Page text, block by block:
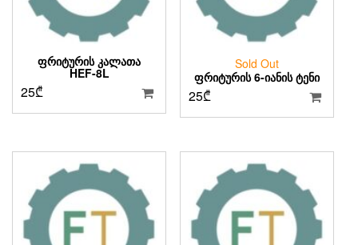
ᲤᲠᲘᲢᲣᲠᲘᲡ ᲙᲐᲚᲐᲗᲐ
HEF-8L
25₾
Sold Out
ᲤᲠᲘᲢᲣᲠᲘᲡ 6-ᲘᲐᲜᲘᲡ ᲢᲔᲜᲘ
25₾